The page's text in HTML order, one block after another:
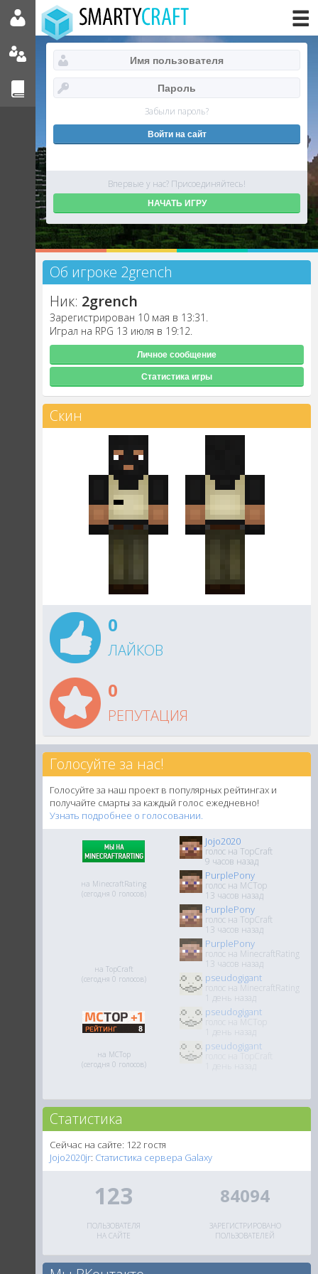
Забыли пароль?
Впервые у нас? Присоединяйтесь!
НАЧАТЬ ИГРУ
Об игроке 2grench
Ник: 2grench
Зарегистрирован 10 мая в 13:31.
Играл на RPG 13 июля в 19:12.
Личное сообщение
Статистика игры
Скин
0
ЛАЙКОВ
0
РЕПУТАЦИЯ
Голосуйте за нас!
Голосуйте за наш проект в популярных рейтингах и
получайте смарты за каждый голос ежедневно!
Узнать подробнее о голосовании.
Jojo2020
голос на TopCraft
9 часов назад
PurplePony
голос на MCTop
13 часов назад
PurplePony
голос на TopCraft
13 часов назад
PurplePony
голос на MinecraftRating
13 часов назад
pseudogigant
голос на MinecraftRating
1 день назад
pseudogigant
голос на MCTop
1 день назад
pseudogigant
на MinecraftRating
(сегодня 0 голосов)
на TopCraft
(сегодня 0 голосов)
на MCTop
(сегодня 0 голосов)
Статистика
Сейчас на сайте: 122 гостя
Jojo2020jr: Статистика сервера Galaxy
84094
ЗАРЕГИСТРИРОВАНО
ПОЛЬЗОВАТЕЛЕЙ
123
ПОЛЬЗОВАТЕЛЯ
НА САЙТЕ